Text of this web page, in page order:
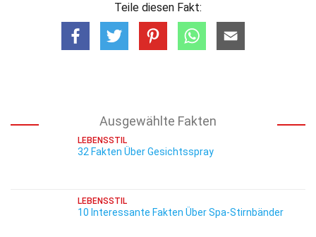
Teile diesen Fakt:
Ausgewählte Fakten
LEBENSSTIL
32 Fakten Über Gesichtsspray
LEBENSSTIL
10 Interessante Fakten Über Spa-Stirnbänder